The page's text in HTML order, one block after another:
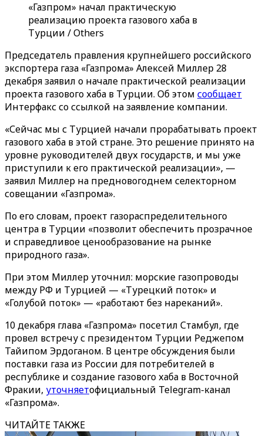
«‎‎Газпром» начал практическую
реализацию проекта газового хаба в
Турции / Others
Председатель правления крупнейшего российского
экспортера газа «‎Газпрома»‎ Алексей Миллер 28
декабря заявил о начале практической реализации
проекта газового хаба в Турции. Об этом сообщает
Интерфакс со ссылкой на заявление компании.
«‎‎Сейчас мы с Турцией начали прорабатывать проект
газового хаба в этой стране. Это решение принято на
уровне руководителей двух государств, и мы уже
приступили к его практической реализации‎»‎, —
заявил Миллер на предновогоднем селекторном
совещании «‎Газпрома»‎.
По его словам, проект газораспределительного
центра в Турции «‎‎позволит обеспечить прозрачное
и справедливое ценообразование на рынке
природного газа»‎.
При этом Миллер уточнил: морские газопроводы
между РФ и Турцией — «‎Турецкий поток»‎ и
«‎Голубой поток»‎ — «‎работают без нареканий»‎.
10 декабря глава «‎Газпрома»‎ посетил Стамбул, где
провел встречу с президентом Турции Реджепом
Тайипом Эрдоганом. В центре обсуждения были
поставки газа из России для потребителей в
республике и создание газового хаба в Восточной
Фракии, уточняетофициальный Telegram-канал
«‎Газпрома»‎.
ЧИТАЙТЕ ТАКЖЕ